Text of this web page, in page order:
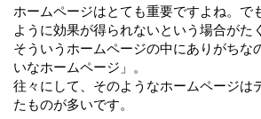
ホームページはとても重要ですよね。で
ように効果が得られないという場合がた
そういうホームページの中にありがちな
いなホームページ」。
往々にして、そのようなホームページは
たものが多いです。